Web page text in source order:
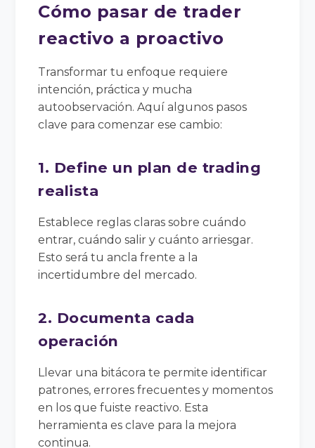
Cómo pasar de trader
reactivo a proactivo
Transformar tu enfoque requiere
intención, práctica y mucha
autoobservación. Aquí algunos pasos
clave para comenzar ese cambio:
1. Define un plan de trading
realista
Establece reglas claras sobre cuándo
entrar, cuándo salir y cuánto arriesgar.
Esto será tu ancla frente a la
incertidumbre del mercado.
2. Documenta cada
operación
Llevar una bitácora te permite identificar
patrones, errores frecuentes y momentos
en los que fuiste reactivo. Esta
herramienta es clave para la mejora
continua.